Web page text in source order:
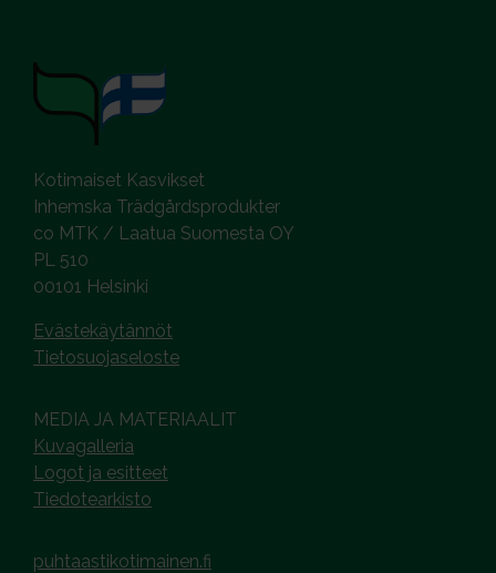
Kotimaiset Kasvikset
Inhemska Trädgårdsprodukter
co MTK / Laatua Suomesta OY
PL 510
00101 Helsinki
Evästekäytännöt
Tietosuojaseloste
MEDIA JA MATERIAALIT
Kuvagalleria
Logot ja esitteet
Tiedotearkisto
puhtaastikotimainen.fi